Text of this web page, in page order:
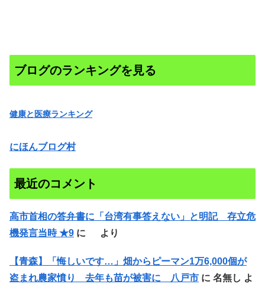
ブログのランキングを見る
健康と医療ランキング
にほんブログ村
最近のコメント
高市首相の答弁書に「台湾有事答えない」と明記 存立危
機発言当時 ★9 に より
【青森】「悔しいです…」畑からピーマン1万6,000個が
盗まれ農家憤り 去年も苗が被害に 八戸市 に 名無し よ